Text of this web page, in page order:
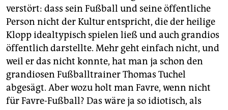
verstört: dass sein Fußball und seine öffentliche
Person nicht der Kultur entspricht, die der heilige
Klopp idealtypisch spielen ließ und auch grandios
öffentlich darstellte. Mehr geht einfach nicht, und
weil er das nicht konnte, hat man ja schon den
grandiosen Fußballtrainer Thomas Tuchel
abgesägt. Aber wozu holt man Favre, wenn nicht
für Favre-Fußball? Das wäre ja so idiotisch, als